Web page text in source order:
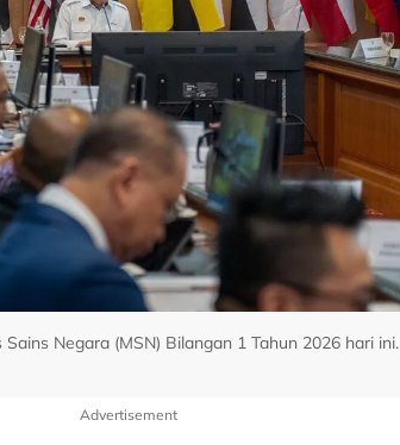
Negara (MSN) Bilangan 1 Tahun 2026 hari
Advertisement